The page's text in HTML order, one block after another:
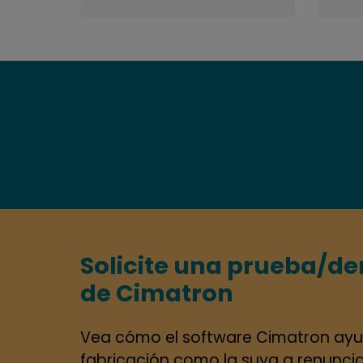
Solicite una prueba/
de Cimatron
Vea cómo el software Cimatron